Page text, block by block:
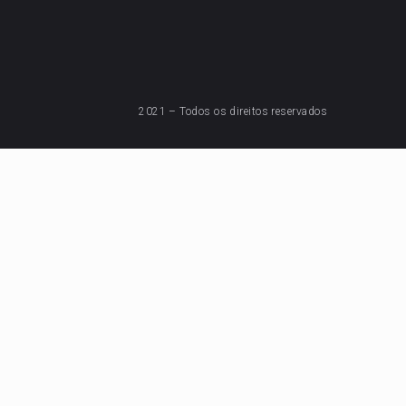
2021 – Todos os direitos reservados